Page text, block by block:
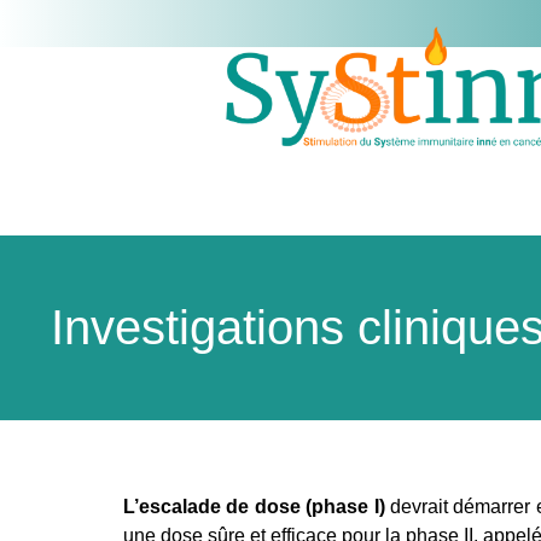
Investigations
L’escalade de dose (phase I)devrait démarrer
une dose sûre et efficace pour la phase II,